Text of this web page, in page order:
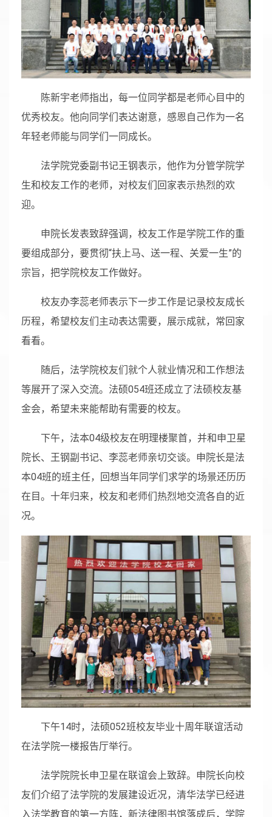
陈新宇老师指出，每一位同学都是老师心目中的
优秀校友。他向同学们表达谢意，感恩自己作为一名
年轻老师能与同学们一同成长。
法学院党委副书记王钢表示，他作为分管学院学
生和校友工作的老师，对校友们回家表示热烈的欢
迎。
申院长发表致辞强调，校友工作是学院工作的重
要组成部分，要贯彻“扶上马、送一程、关爱一生”的
宗旨，把学院校友工作做好。
校友办李蕊老师表示下一步工作是记录校友成长
历程，希望校友们主动表达需要，展示成就，常回家
看看。
随后，法学院校友们就个人就业情况和工作想法
等展开了深入交流。法硕054班还成立了法硕校友基
金会，希望未来能帮助有需要的校友。
下午，法本04级校友在明理楼聚首，并和申卫星
院长、王钢副书记、李蕊老师亲切交谈。申院长是法
本04班的班主任，回想当年同学们求学的场景还历历
在目。十年归来，校友和老师们热烈地交流各自的近
况。
下午14时，法硕052班校友毕业十周年联谊活动
在法学院一楼报告厅举行。
法学院院长申卫星在联谊会上致辞。申院长向校
友们介绍了法学院的发展建设近况，清华法学已经进
入法学教育的第一方阵，新法律图书馆落成后，学院